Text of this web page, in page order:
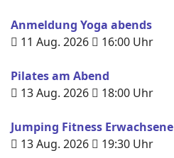
Anmeldung Yoga abends
11 Aug. 2026
16:00 Uhr
Pilates am Abend
13 Aug. 2026
18:00 Uhr
Jumping Fitness Erwachsene
13 Aug. 2026
19:30 Uhr